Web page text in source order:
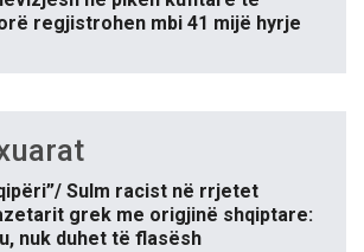
regjistrohen mbi 41 mijë hyrje
Sulm racist në rrjetet
grek me origjinë shqiptare:
nuk duhet të flasësh